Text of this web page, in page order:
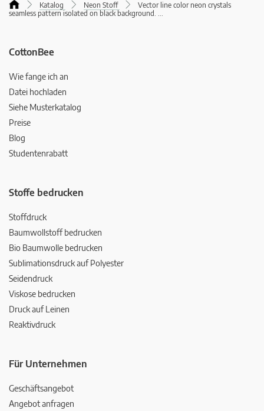
Katalog Neon Stoff
Vector line color neon crystals
seamless pattern isolated on black background. ...
CottonBee
Wie fange ich an
Datei hochladen
Siehe Musterkatalog
Preise
Blog
Studentenrabatt
Stoffe bedrucken
Stoffdruck
Baumwollstoff bedrucken
Bio Baumwolle bedrucken
Sublimationsdruck auf Polyester
Seidendruck
Viskose bedrucken
Druck auf Leinen
Reaktivdruck
Für Unternehmen
Geschäftsangebot
Angebot anfragen